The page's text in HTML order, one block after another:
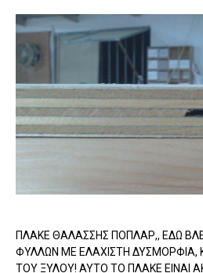
ΠΛΑΚΕ ΘΑΛΑΣΣΗΣ ΠΟΠΛΑΡ,, ΕΔΩ
ΦΥΛΛΩΝ ΜΕ ΕΛΑΧΙΣΤΗ ΔΥΣΜΟΡΦΙΑ,
ΤΟΥ ΞΥΛΟΥ! ΑΥΤΟ ΤΟ ΠΛΑΚΕ ΕΙΝΑΙ